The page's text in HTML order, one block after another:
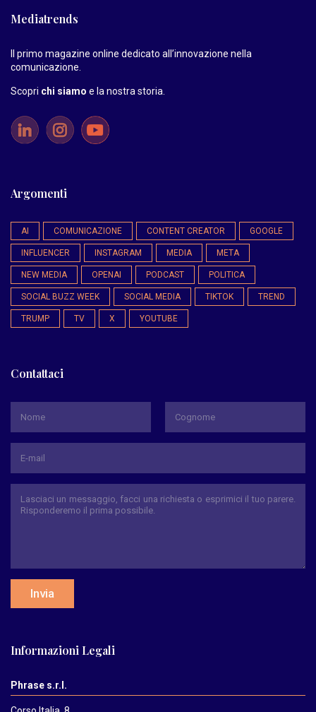
Mediatrends
Il primo magazine online dedicato all’innovazione nella
comunicazione.
Scopri chi siamo e la nostra storia
Argomenti
AI COMUNICAZIONE CONTENT CREATOR GOOGLE
INFLUENCER INSTAGRAM MEDIA META
NEW MEDIA OPENAI PODCAST POLITICA
SOCIAL BUZZ WEEK SOCIAL MEDIA TIKTOK TREND
TRUMP TV X YOUTUBE
Contattaci
Invia
Informazioni Legali
Phrase s.r.l.